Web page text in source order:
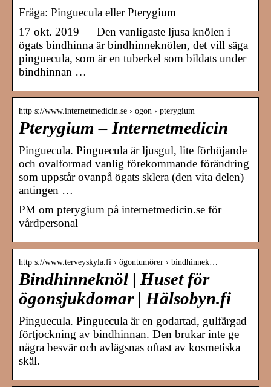
Fråga: Pinguecula eller Pterygium
17 okt. 2019 — Den vanligaste ljusa knölen i
ögats bindhinna är bindhinneknölen, det vill säga
pinguecula, som är en tuberkel som bildats under
bindhinnan …
http s://www.internetmedicin.se › ogon › pterygium
Pterygium – Internetmedicin
Pinguecula. Pinguecula är ljusgul, lite förhöjande
och ovalformad vanlig förekommande förändring
som uppstår ovanpå ögats sklera (den vita delen)
antingen …
PM om pterygium på internetmedicin.se för
vårdpersonal
http s://www.terveyskyla.fi › ögontumörer › bindhinnek…
Bindhinneknöl | ​Huset för
ögonsjukdomar | Hälsobyn.fi
Pinguecula. Pinguecula är en godartad, gulfärgad
förtjockning av bindhinnan. Den brukar inte ge
några besvär och avlägsnas oftast av kosmetiska
skäl.